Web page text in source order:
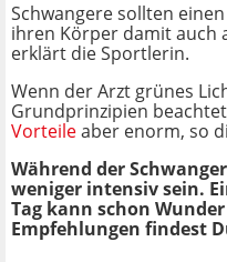
Schwangere sollten
ihren Körper damit auch
erklärt die Sportlerin.
Wenn der Arzt grünes
Grundprinzipien
Vorteileaber enorm, so
Während der
weniger intensiv sein.
Tag kann schon
Empfehlungen findest